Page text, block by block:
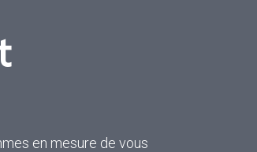
en mesure de vous